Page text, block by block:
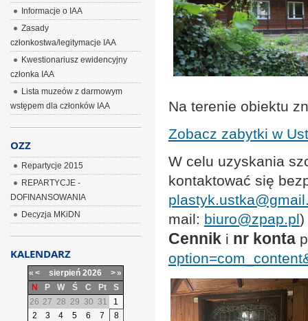
Na terenie obiektu
Zobacz zabytki w
W celu uzyskania
kontaktować się
mail: biuro@zpap.pl)
Cennik i nr konta
Informacje o IAA
Zasady
członkostwa/legitymacje IAA
Kwestionariusz ewidencyjny
członka IAA
Lista muzeów z darmowym
wstępem dla członków IAA
OZZ
Repartycje 2015
REPARTYCJE -
DOFINANSOWANIA
Decyzja MKiDN
KALENDARZ
« < sierpień 2026 >»
N
P W Ś C Pt
S
26 27 28 29 30 31
1
2
3 4 5 6 7
8